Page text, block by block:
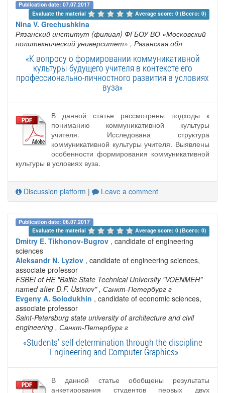
Publication date: 07.07.2017
Evaluate the material
Average score: 0 (Всего: 0)
Nina V. Grechushkina
Рязанский институт (филиал) ФГБОУ ВО «Московский
политехнический университет» , Рязанская обл
«К вопросу о формировании коммуникативной
культуры будущего учителя в контексте его
профессионально-личностного развития в условиях
вуза»
В данной статье рассмотрены подходы к
пониманию коммуникативной культуры
учителя. Исследована структура
коммуникативной культуры учителя. Выявлены
особенности формирования коммуникативной
культуры в условиях вуза.
Discussion platform | Leave a comment
Publication date: 06.07.2017
Evaluate the material
Average score: 0 (Всего: 0)
Dmitry E. Tikhonov-Bugrov , candidate of engineering
sciences
Aleksandr N. Lyzlov , candidate of engineering sciences,
associate professor
FSBEI of HE "Baltic State Technical University "VOENMEH"
named after D.F. Ustinov" , Санкт-Петербург г
Evgeny A. Solodukhin , candidate of economic sciences,
associate professor
Saint-Petersburg state university of architecture and civil
engineering , Санкт-Петербург г
«Students' self-determination through the discipline
"Engineering and Computer Graphics»
В данной статье обобщены результаты
анкетирования студентов первых двух